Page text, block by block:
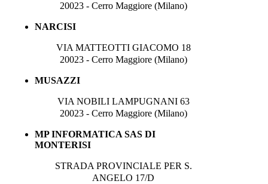
20023 - Cerro Maggiore (Milano)
NARCISI
VIA MATTEOTTI GIACOMO 18
20023 - Cerro Maggiore (Milano)
MUSAZZI
VIA NOBILI LAMPUGNANI 63
20023 - Cerro Maggiore (Milano)
MP INFORMATICA SAS DI
MONTERISI
STRADA PROVINCIALE PER S.
ANGELO 17/D